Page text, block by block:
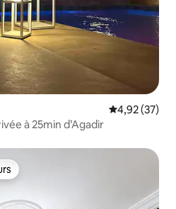
Évaluation
4,92 (37)
à 25min d’Agadir
plus appréciés